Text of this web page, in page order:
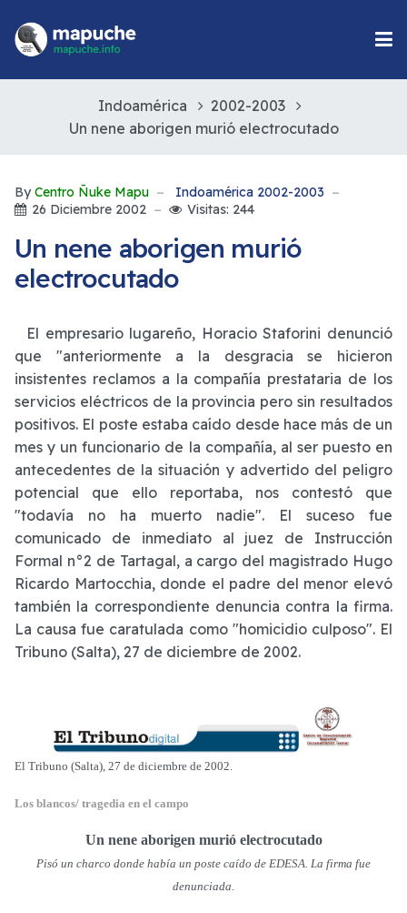
Indoamérica
2002-2003
Un nene aborigen murió electrocutado
By Centro Ñuke Mapu
Indoamérica 2002-2003
26 Diciembre 2002
Visitas: 244
Un nene aborigen murió
electrocutado
El empresario lugareño, Horacio Staforini denunció
que "anteriormente a la desgracia se hicieron
insistentes reclamos a la compañía prestataria de los
servicios eléctricos de la provincia pero sin resultados
positivos. El poste estaba caído desde hace más de un
mes y un funcionario de la compañía, al ser puesto en
antecedentes de la situación y advertido del peligro
potencial que ello reportaba, nos contestó que
"todavía no ha muerto nadie". El suceso fue
comunicado de inmediato al juez de Instrucción
Formal n°2 de Tartagal, a cargo del magistrado Hugo
Ricardo Martocchia, donde el padre del menor elevó
también la correspondiente denuncia contra la firma.
La causa fue caratulada como "homicidio culposo". El
Tribuno (Salta), 27 de diciembre de 2002.
El Tribuno (Salta), 27 de diciembre de 2002.
Los blancos/ tragedia en el campo
Un nene aborigen murió electrocutado
Pisó un charco donde había un poste caído de EDESA. La firma fue
denunciada.